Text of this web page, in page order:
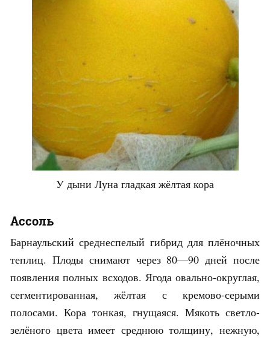
У дыни Луна гладкая жёлтая кора
Ассоль
Барнаульский среднеспелый гибрид для плёночных
теплиц. Плоды снимают через 80—90 дней после
появления полных всходов. Ягода овально-округлая,
сегментированная, жёлтая с кремово-серыми
полосами. Кора тонкая, гнущаяся. Мякоть светло-
зелёного цвета имеет среднюю толщину, нежную,